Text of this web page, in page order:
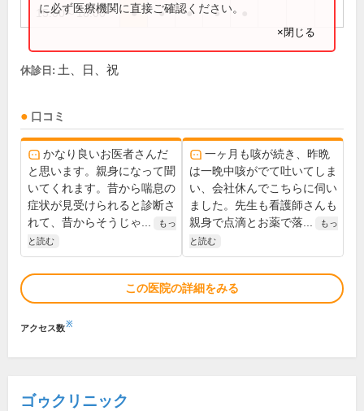
15:00～18:00 ● ● ● ●
に必ず医療機関に直接ご確認ください。
×閉じる
休診日: 土、日、祝
口コミ
かなり良いお医者さんだ
と思います。親身になって聞
いてくれます。昔から喘息の
症状が見受けられると診断さ
れて、昔からそうじゃ...
もっ
と読む
一ヶ月も咳が続き、昨晩
は一晩中咳がでて吐いてしま
い、会社休んでこちらに伺い
ました。先生も看護師さんも
親身で点滴とお薬で落...
もっ
と読む
この医院の詳細をみる
アクセス数※
ゴゥクリニック